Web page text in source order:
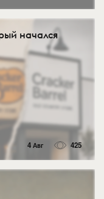
начался
4 Авг 425